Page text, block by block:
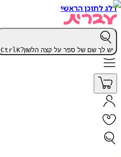
דלג לתוכן הראשי
יש לך שם של ספר על קצה הלשון? CtrlK